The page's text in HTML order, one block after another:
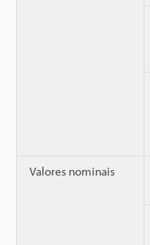
Valores nominais